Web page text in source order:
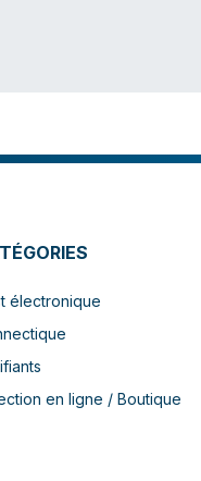
électronique
en ligne / Boutique